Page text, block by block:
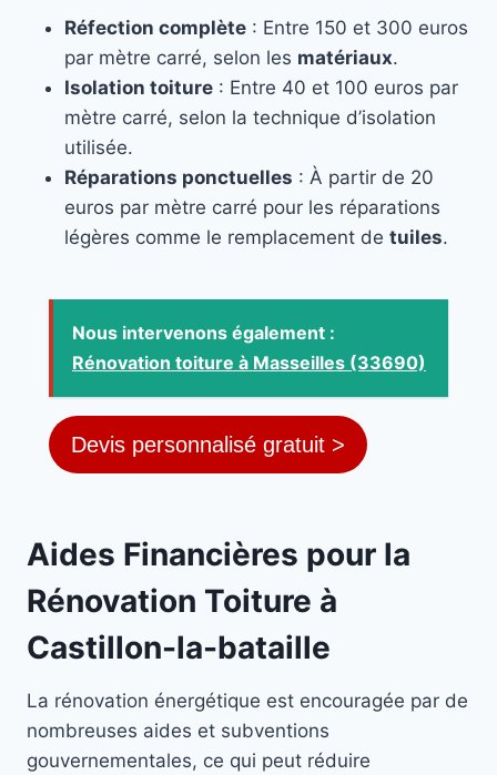
Réfection complète : Entre 150 et 300 euros
par mètre carré, selon les matériaux.
Isolation toiture : Entre 40 et 100 euros par
mètre carré, selon la technique d’isolation
utilisée.
Réparations ponctuelles : À partir de 20
euros par mètre carré pour les réparations
légères comme le remplacement de tuiles.
Nous intervenons également :
Rénovation toiture à Masseilles (33690)
Devis personnalisé gratuit >
Aides Financières pour la
Rénovation Toiture à
Castillon-la-bataille
La rénovation énergétique est encouragée par de
nombreuses aides et subventions
gouvernementales, ce qui peut réduire